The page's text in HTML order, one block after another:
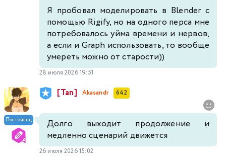
Я пробовал моделировать в Blender с
помощью Rigify, но на одного перса мне
потребовалось уйма времени и нервов,
а если и Graph использовать, то вообще
умереть можно от старости))
28 июля 2026 19:51
Постоялец
[Tan] Akasandr 642
Долго выходит продолжение и
медленно сценарий движется
26 июля 2026 15:02